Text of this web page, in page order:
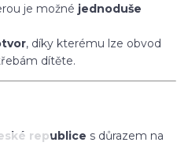
je možné jednoduše
, díky kterému lze obvod
dítěte.
republice s důrazem na